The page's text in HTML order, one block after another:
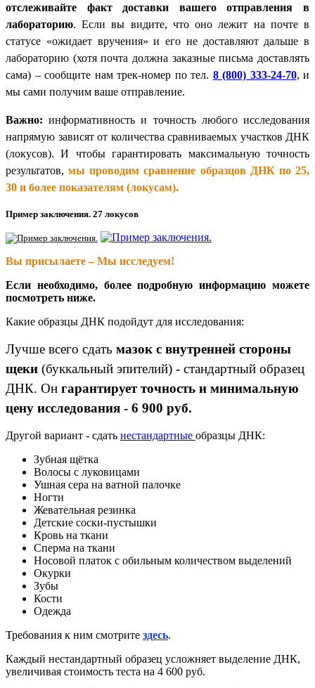
отслеживайте факт доставки вашего отправления в
лабораторию. Если вы видите, что оно лежит на почте в
статусе «ожидает вручения» и его не доставляют дальше в
лабораторию (хотя почта должна заказные письма доставлять
сама) – сообщите нам трек-номер по тел. 8 (800) 333-24-70, и
мы сами получим ваше отправление.
Важно: информативность и точность любого исследования
напрямую зависят от количества сравниваемых участков ДНК
(локусов). И чтобы гарантировать максимальную точность
результатов,мы проводим сравнение образцов ДНК по 25,
30 и более показателям (локусам).
Пример заключения. 27 локусов
Вы присылаете – Мы исследуем!
Если необходимо, более подробную информацию можете
посмотреть ниже.
Какие образцы ДНК подойдут для исследования:
Лучше всего сдать мазок с внутренней стороны
щеки (буккальный эпителий) - стандартный образец
ДНК. Он гарантирует точность и минимальную
цену исследования - 6 900 руб.
Другой вариант - сдать нестандартные образцы ДНК:
Зубная щётка
Волосы с луковицами
Ушная сера на ватной палочке
Ногти
Жевательная резинка
Детские соски-пустышки
Кровь на ткани
Сперма на ткани
Носовой платок с обильным количеством выделений
Окурки
Зубы
Кости
Одежда
Требования к ним смотрите здесь.
Каждый нестандартный образец усложняет выделение ДНК,
увеличивая стоимость теста на 4 600 руб.